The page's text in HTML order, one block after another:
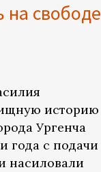
на свободе
историю
Ургенча
года с подачи
насиловали